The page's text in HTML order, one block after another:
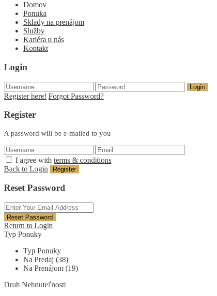
Domov
Ponuka
Sklady na prenájom
Služby
Kariéra u nás
Kontakt
Login
Login
Register here! Forgot Password?
Register
A password will be e-mailed to you
I agree with terms & conditions
Back to Login
Register
Reset Password
Reset Password
Return to Login
Typ Ponuky
Typ Ponuky
Na Predaj (38)
Na Prenájom (19)
Druh Nehnuteľnosti